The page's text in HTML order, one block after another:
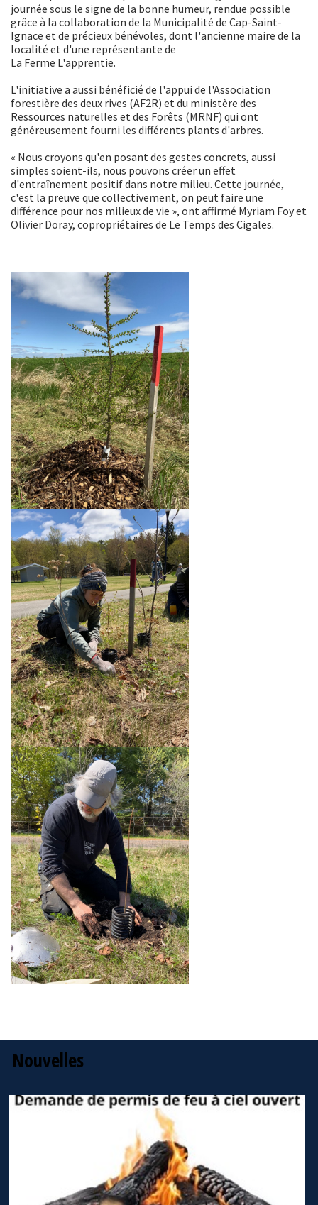
journée sous le signe de la bonne humeur, rendue possible
grâce à la collaboration de la Municipalité de Cap-Saint-
Ignace et de précieux bénévoles, dont l'ancienne maire de la
localité et d'une représentante de
La Ferme L'apprentie.
L'initiative a aussi bénéficié de l'appui de l'Association
forestière des deux rives (AF2R) et du ministère des
Ressources naturelles et des Forêts (MRNF) qui ont
généreusement fourni les différents plants d'arbres.
« Nous croyons qu'en posant des gestes concrets, aussi
simples soient-ils, nous pouvons créer un effet
d'entraînement positif dans notre milieu. Cette journée,
c'est la preuve que collectivement, on peut faire une
différence pour nos milieux de vie », ont affirmé Myriam Foy et
Olivier Doray, copropriétaires de Le Temps des Cigales.
Nouvelles